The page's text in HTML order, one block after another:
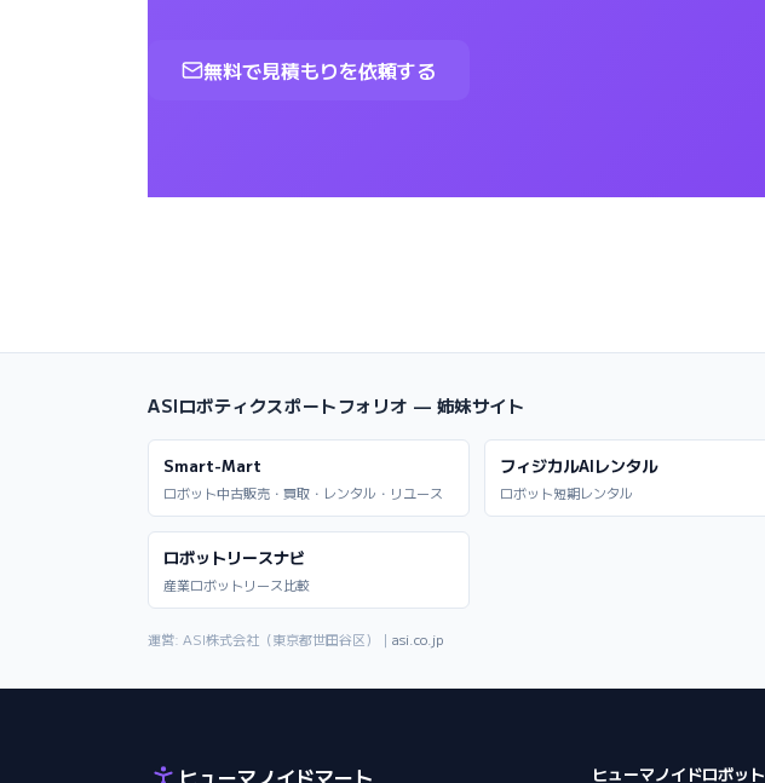
無料で見積もりを依頼する
ASIロボティクスポートフォリオ — 姉妹サイト
Smart-Mart
ロボット中古販売・買取・レンタル・リユース
フィジカルAIレンタル
ロボット短期レンタル
ロボットリースナビ
産業ロボットリース比較
運営: ASI株式会社（東京都世田谷区）｜ asi.co.jp
ヒューマノイドマート ヒューマノイドロボット